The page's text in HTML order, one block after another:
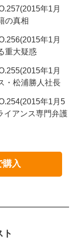
年1月
の真相
年1月
重大疑惑
年1月
・松浦勝人社長
年1月5
イアンス専門弁護
購入
ト